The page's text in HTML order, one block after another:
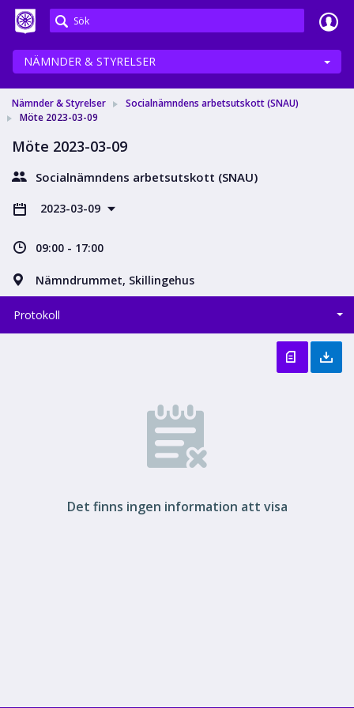
Meetings+
NÄMNDER & STYRELSER
Nämnder & Styrelser
Socialnämndens arbetsutskott (SNAU)
Möte 2023-03-09
Möte 2023-03-09
Socialnämndens arbetsutskott (SNAU)
2023-03-09
09:00 - 17:00
Nämndrummet, Skillingehus
Protokoll
Det finns ingen information att visa